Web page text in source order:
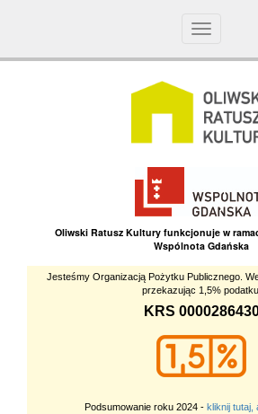
Toggle
Oliwski Ratusz Kultury funkcjonuje w
Wspólnota Gdańska
Jesteśmy Organizacją Pożytku Publicznego.
przekazując 1,5%
KRS
Podsumowanie roku 2024 - kliknij tutaj,